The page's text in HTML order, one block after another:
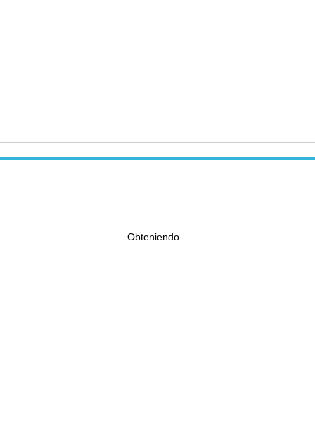
Obteniendo...